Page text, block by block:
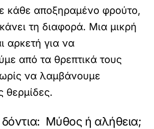
κάθε αποξηραμένο φρούτο,
τη διαφορά. Μια μικρή
αρκετή για να
από τα θρεπτικά τους
να λαμβάνουμε
θερμίδες.
Μύθος ή αλήθεια;